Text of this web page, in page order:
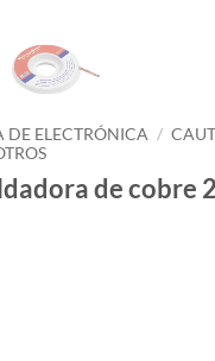
DE ELECTRÓNICA /
de cobre